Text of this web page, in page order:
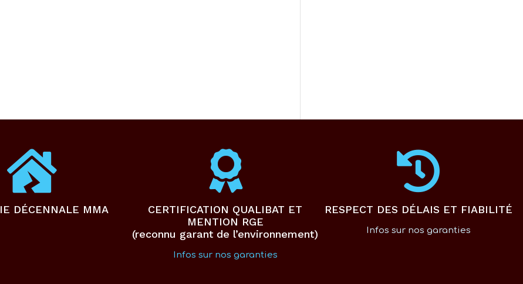
DÉCENNALE MMA
CERTIFICATION QUALIBAT ET
MENTION RGE
(reconnu garant de l’environnement)
Infos sur nos garanties
RESPECT DES DÉLAIS ET FIABILITÉ
Infos sur nos garanties